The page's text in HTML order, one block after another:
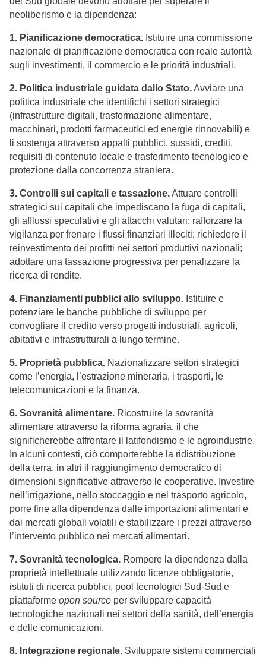
neoliberismo e la dipendenza:
1. Pianificazione democratica. Istituire una commissione
nazionale di pianificazione democratica con reale autorità
sugli investimenti, il commercio e le priorità industriali.
2. Politica industriale guidata dallo Stato.Avviare una
politica industriale che identifichi i settori strategici
(infrastrutture digitali, trasformazione alimentare,
macchinari, prodotti farmaceutici ed energie rinnovabili) e
li sostenga attraverso appalti pubblici, sussidi, crediti,
requisiti di contenuto locale e trasferimento tecnologico e
protezione dalla concorrenza straniera.
3. Controlli sui capitali e tassazione.Attuare controlli
strategici sui capitali che impediscano la fuga di capitali,
gli afflussi speculativi e gli attacchi valutari; rafforzare la
vigilanza per frenare i flussi finanziari illeciti; richiedere il
reinvestimento dei profitti nei settori produttivi nazionali;
adottare una tassazione progressiva per penalizzare la
ricerca di rendite.
4. Finanziamenti pubblici allo sviluppo. Istituire e
potenziare le banche pubbliche di sviluppo per
convogliare il credito verso progetti industriali, agricoli,
abitativi e infrastrutturali a lungo termine.
5. Proprietà pubblica. Nazionalizzare settori strategici
come l’energia, l’estrazione mineraria, i trasporti, le
telecomunicazioni e la finanza.
6. Sovranità alimentare. Ricostruire la sovranità
alimentare attraverso la riforma agraria, il che
significherebbe affrontare il latifondismo e le agroindustrie.
In alcuni contesti, ciò comporterebbe la ridistribuzione
della terra, in altri il raggiungimento democratico di
dimensioni significative attraverso le cooperative. Investire
nell’irrigazione, nello stoccaggio e nel trasporto agricolo,
porre fine alla dipendenza dalle importazioni alimentari e
dai mercati globali volatili e stabilizzare i prezzi attraverso
l’intervento pubblico nei mercati alimentari.
7. Sovranità tecnologica. Rompere la dipendenza dalla
proprietà intellettuale utilizzando licenze obbligatorie,
istituti di ricerca pubblici, pool tecnologici Sud-Sud e
piattaforme open source per sviluppare capacità
tecnologiche nazionali nei settori della sanità, dell’energia
e delle comunicazioni.
8. Integrazione regionale. Sviluppare sistemi commerciali